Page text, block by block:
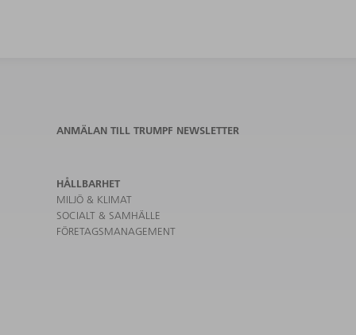
ANMÄLAN TILL TRUMPF NEWSLETTER
HÅLLBARHET
MILJÖ & KLIMAT
SOCIALT & SAMHÄLLE
FÖRETAGSMANAGEMENT